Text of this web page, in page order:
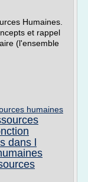
Humaines.
et rappel
(l'ensemble
humaines
dans l